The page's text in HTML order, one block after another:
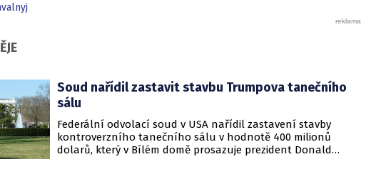
Soud nařídil zastavit stavbu Trumpova tanečního
sálu
Federální odvolací soud v USA nařídil zastavení stavby
kontroverzního tanečního sálu v hodnotě 400 milionů
dolarů, který v Bílém domě prosazuje prezident Donald